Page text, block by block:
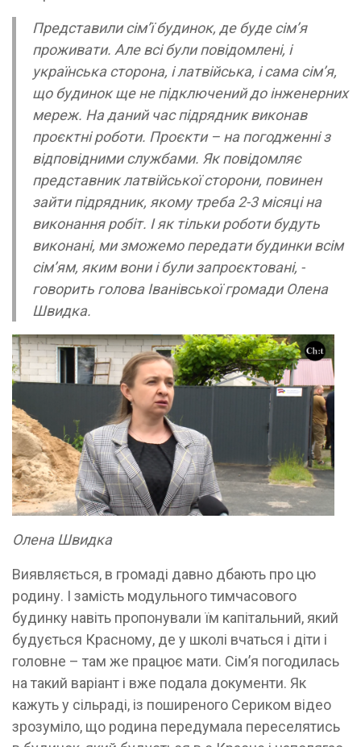
Представили сім’ї будинок, де буде сім’я
проживати. Але всі були повідомлені, і
українська сторона, і латвійська, і сама сім’я,
що будинок ще не підключений до інженерних
мереж. На даний час підрядник виконав
проєктні роботи. Проєкти – на погодженні з
відповідними службами. Як повідомляє
представник латвійської сторони, повинен
зайти підрядник, якому треба 2-3 місяці на
виконання робіт. І як тільки роботи будуть
виконані, ми зможемо передати будинки всім
сім’ям, яким вони і були запроєктовані, -
говорить голова Іванівської громади Олена
Швидка.
Олена Швидка
Виявляється, в громаді давно дбають про цю
родину. І замість модульного тимчасового
будинку навіть пропонували їм капітальний, який
будується Красному, де у школі вчаться і діти і
головне – там же працює мати. Сім’я погодилась
на такий варіант і вже подала документи. Як
кажуть у сільраді, із поширеного Сериком відео
зрозуміло, що родина передумала переселятись